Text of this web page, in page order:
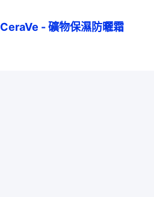
CeraVe - 礦物保濕防曬霜